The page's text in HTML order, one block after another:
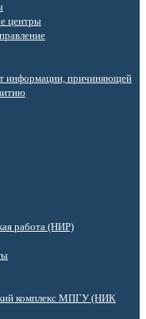
центры
информации, причиняющей
работа (НИР)
комплекс МПГУ (НИК